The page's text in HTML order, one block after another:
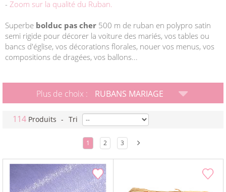
- Zoom sur la qualité du Ruban.
Superbe bolduc pas cher 500 m de ruban en polypro satin
semi rigide pour décorer la voiture des mariés, vos tables ou
bancs d'église, vos décorations florales, nouer vos menus, vos
compositions de dragées, vos ballons...
Plus de choix : RUBANS MARIAGE
114 Produits - Tri
1 2 3